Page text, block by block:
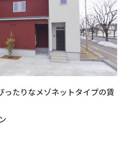
ったりなメゾネットタイプの賃